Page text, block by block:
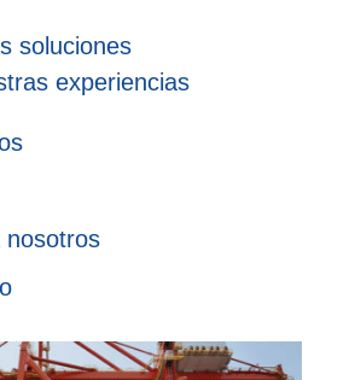
soluciones
experiencias
nosotros